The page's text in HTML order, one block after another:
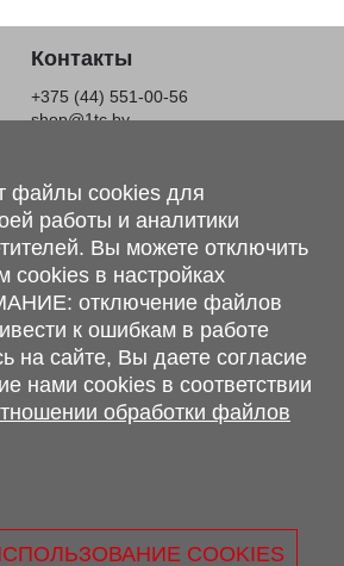
Контакты
+375 (44) 551-00-56
shop@1tc.by
п. Привольный, ул. Мира, 20А,
Рябцева, 108 В, 224701
что вся предоставленная на сайте
комплектаций, технических
сочетаний, а также стоимости и
носит информационный характер и
офертой, определяемой п.2 ст.407
Республики Беларусь.
данных
обработки файлов cookie.
файлы cookies для
работы и аналитики
Вы можете отключить
cookies в настройках
отключение файлов
к ошибкам в работе
на сайте, Вы даете согласие
нами cookies в соответствии
обработки файлов
COOKIES